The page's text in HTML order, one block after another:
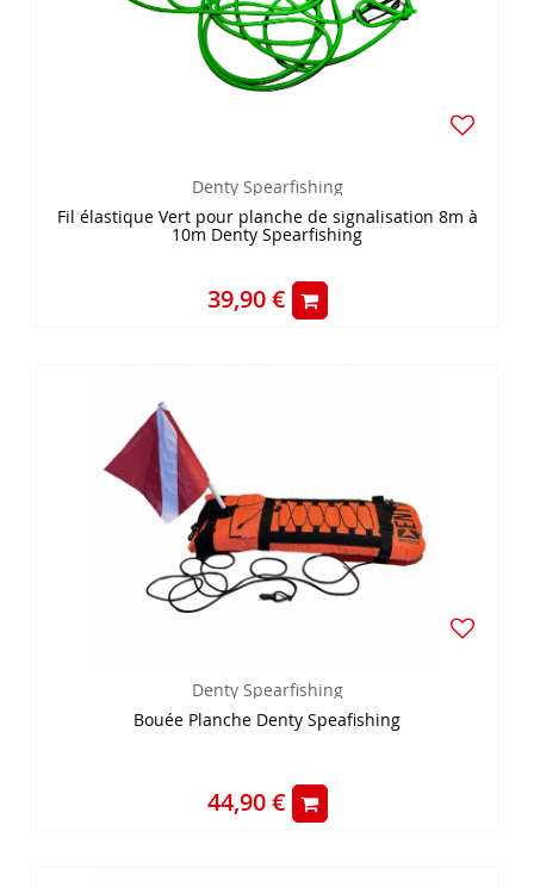
Denty Spearfishing
Fil élastique Vert pour planche de signalisation 8m à
10m Denty Spearfishing
39,90 €
Denty Spearfishing
Bouée Planche Denty Speafishing
44,90 €